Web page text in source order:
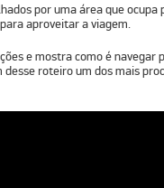
por uma área que ocupa
aproveitar a viagem.
e mostra como é navegar
roteiro um dos mais